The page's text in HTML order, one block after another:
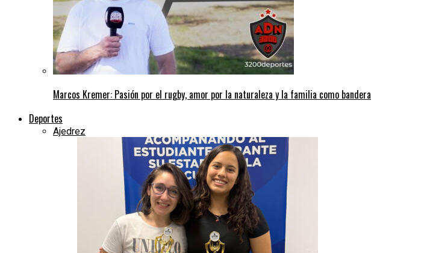
Marcos Kremer: Pasión por el rugby, amor por la naturaleza y la familia como bandera
Deportes
Ajedrez